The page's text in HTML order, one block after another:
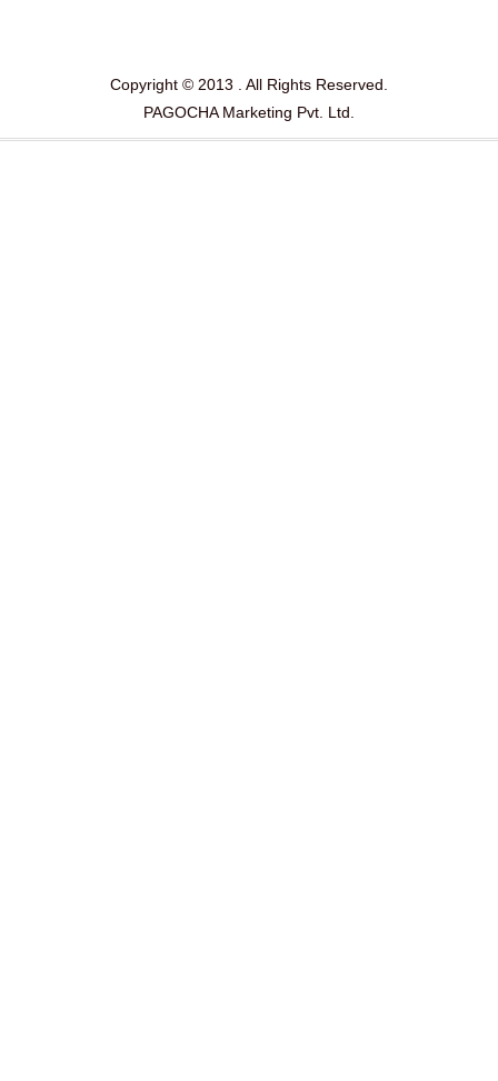
Copyright © 2013 . All Rights Reserved.
PAGOCHA Marketing Pvt. Ltd.